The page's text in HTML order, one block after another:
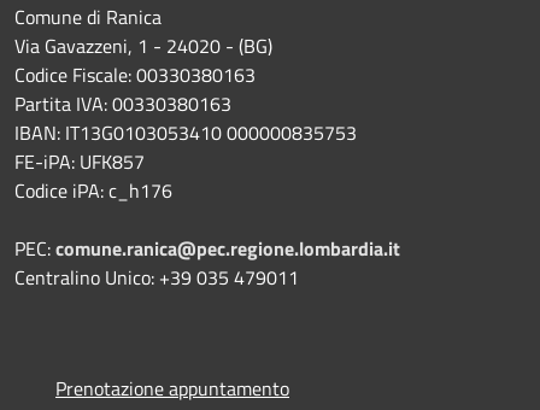
Comune di Ranica
Via Gavazzeni, 1 - 24020 - (BG)
Codice Fiscale: 00330380163
Partita IVA: 00330380163
IBAN: IT13G0103053410 000000835753
FE-iPA: UFK857
Codice iPA: c_h176
PEC:comune.ranica@pec.regione.lombardia.it
Centralino Unico: +39 035 479011
Prenotazione appuntamento